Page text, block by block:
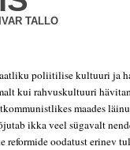
TALLO
poliitilise kultuuri ja
kui rahvuskultuuri
maades
ikka veel sügavalt
reformide oodatust erinev